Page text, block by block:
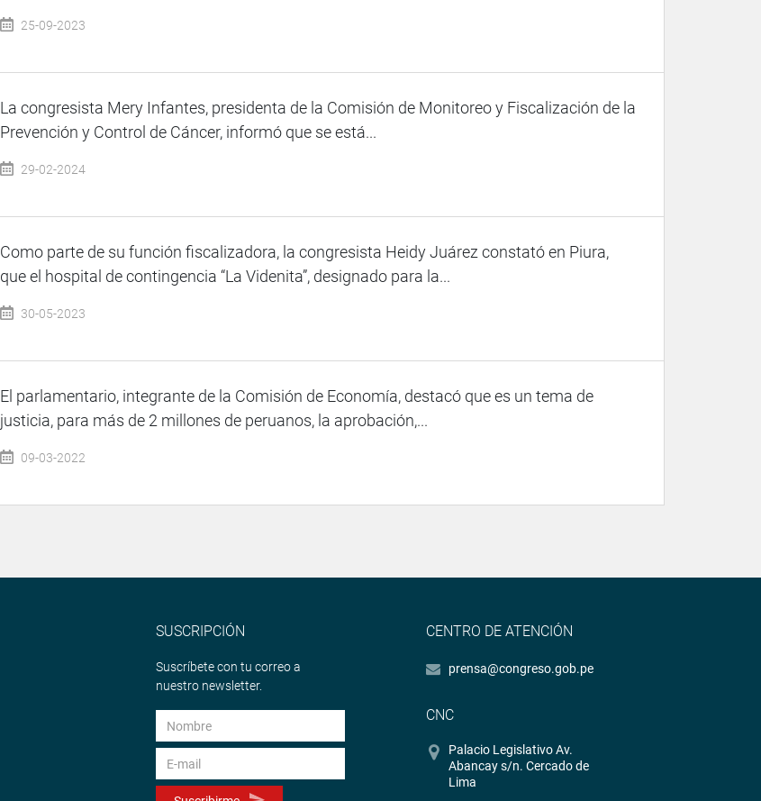
25-09-2023
La congresista Mery Infantes, presidenta de la Comisión de Monitoreo y Fiscalización de la
Prevención y Control de Cáncer, informó que se está...
29-02-2024
Como parte de su función fiscalizadora, la congresista Heidy Juárez constató en Piura,
que el hospital de contingencia “La Videnita”, designado para la...
30-05-2023
El parlamentario, integrante de la Comisión de Economía, destacó que es un tema de
justicia, para más de 2 millones de peruanos, la aprobación,...
09-03-2022
SUSCRIPCIÓN
Suscríbete con tu correo a
nuestro newsletter.
CENTRO DE ATENCIÓN
prensa@congreso.gob.pe
CNC
Palacio Legislativo Av.
Abancay s/n. Cercado de
Lima